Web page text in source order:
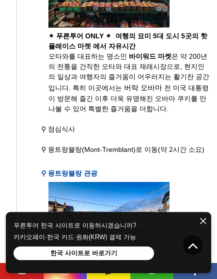
✴ 푸른투어 ONLY ✴ 여행의 묘미 5대 도시 5곳의 핫
플레이스 마켓 에서 자유시간
오타와를 대표하는 명소인 바이워드 마켓은 약 200년
의 전통을 간직한 오타와 대표 재래시장으로, 현지인
의 일상과 여행자의 즐거움이 어우러지는 활기찬 공간
입니다. 특히 이곳에서는 버락 오바마 전 미국 대통령
이 방문해 즐긴 이후 더욱 유명해진 오바마 쿠키를 만
나볼 수 있어 특별한 즐거움을 더합니다.
⚲ 점심식사
⚲ 몽트랑블랑(Mont-Tremblant)로 이동(약 2시간 소요)
⚲ 몽트랑블랑 관광
푸른투어 한국 사이트로 이동하시겠습니까?
카카오페이·한국 카드·원화(KRW) 결제 가능
한국 사이트로 바로가기